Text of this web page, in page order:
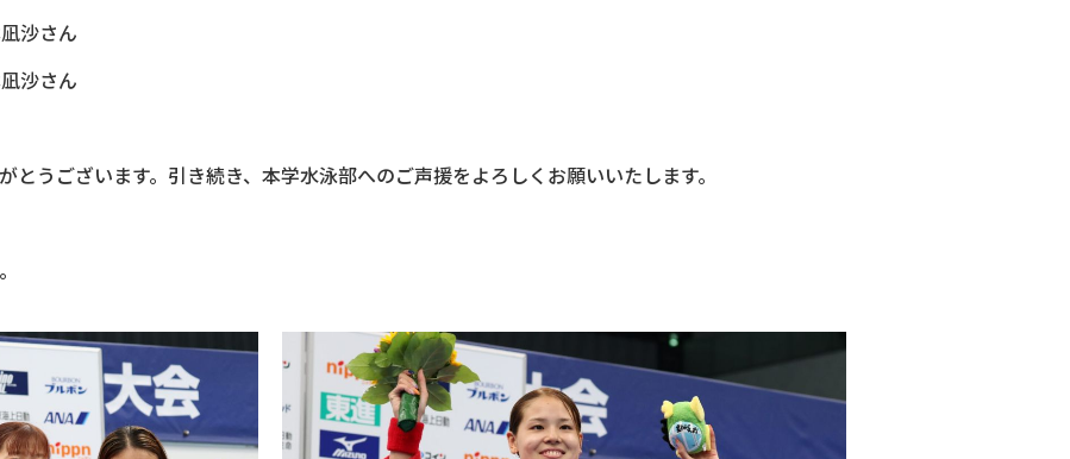
沙さん
沙さん
とうございます。引き続き、本学水泳部へのご声援をよろしくお願いいたします。